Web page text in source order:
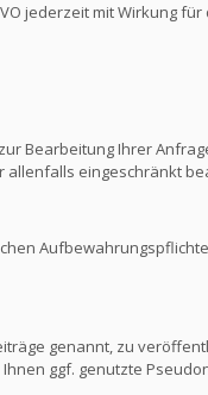
jederzeit mit Wirkung
Bearbeitung Ihrer
allenfalls eingeschränkt
genannt, zu
ggf. genutzte